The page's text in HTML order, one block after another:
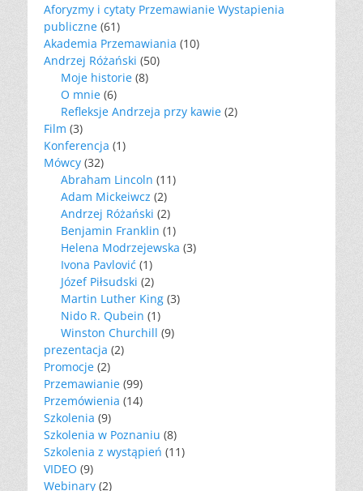
Aforyzmy i cytaty Przemawianie Wystapienia
publiczne (61)
Akademia Przemawiania (10)
Andrzej Różański (50)
Moje historie (8)
O mnie (6)
Refleksje Andrzeja przy kawie (2)
Film (3)
Konferencja (1)
Mówcy (32)
Abraham Lincoln (11)
Adam Mickeiwcz (2)
Andrzej Różański (2)
Benjamin Franklin (1)
Helena Modrzejewska (3)
Ivona Pavlović (1)
Józef Piłsudski (2)
Martin Luther King (3)
Nido R. Qubein (1)
Winston Churchill (9)
prezentacja (2)
Promocje (2)
Przemawianie (99)
Przemówienia (14)
Szkolenia (9)
Szkolenia w Poznaniu (8)
Szkolenia z wystąpień (11)
VIDEO (9)
Webinary (2)